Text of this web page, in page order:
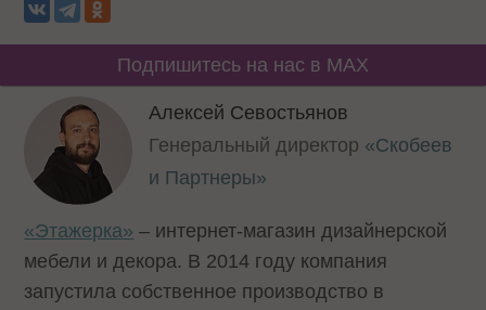
Подпишитесь на нас в MAX
Алексей Севостьянов
Генеральный директор «Скобеев
и Партнеры»
«Этажерка» – интернет-магазин дизайнерской
мебели и декора. В 2014 году компания
запустила собственное производство в